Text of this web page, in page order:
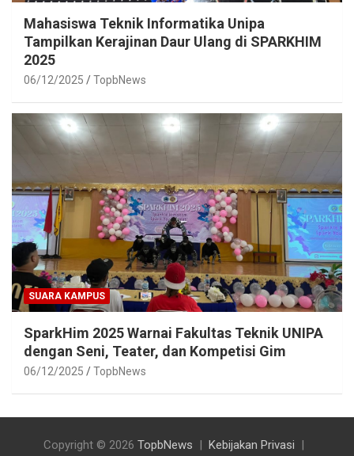
Mahasiswa Teknik Informatika Unipa
Tampilkan Kerajinan Daur Ulang di SPARKHIM
2025
06/12/2025 TopbNews
SUARA KAMPUS
SparkHim 2025 Warnai Fakultas Teknik UNIPA
dengan Seni, Teater, dan Kompetisi Gim
06/12/2025 TopbNews
Copyright © 2026 TopbNews Kebijakan Privasi